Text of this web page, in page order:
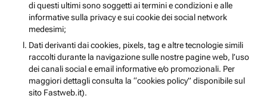
di questi ultimi sono soggetti ai termini e condizioni e alle
informative sulla privacy e sui cookie dei social network
medesimi;
Dati derivanti dai cookies, pixels, tag e altre tecnologie simili
raccolti durante la navigazione sulle nostre pagine web, l’uso
dei canali social e email informative e/o promozionali. Per
maggiori dettagli consulta la “cookies policy” disponibile sul
sito Fastweb.it).